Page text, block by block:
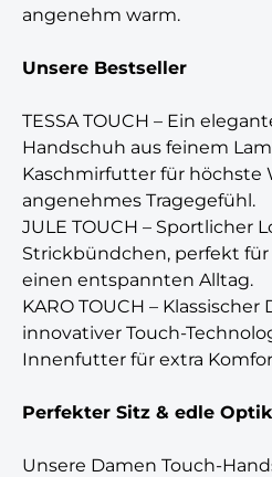
angenehm warm.
Unsere Bestseller
TESSA TOUCH – Ein
Handschuh aus feinem
Kaschmirfutter für höchste
angenehmes Tragegefühl.
JULE TOUCH – Sportlicher
Strickbündchen, perfekt
einen entspannten Alltag.
KARO TOUCH –
innovativer Touch-
Innenfutter für extra
Perfekter Sitz & edle Optik
Unsere Damen Touch-